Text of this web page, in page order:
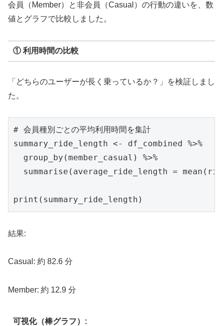
会員（Member）と非会員（Casual）の行動の違いを、数
値とグラフで比較しました。
① 利用時間の比較
「どちらのユーザーが長く乗っているか？」を検証しまし
た。
# 会員種別ごとの平均利用時間を集計
summary_ride_length <- df_combined %>%
  group_by(member_casual) %>%
summarise(average_ride_length =
print(summary_ride_length)
結果:
Casual: 約 82.6 分
Member: 約 12.9 分
可視化（棒グラフ）: